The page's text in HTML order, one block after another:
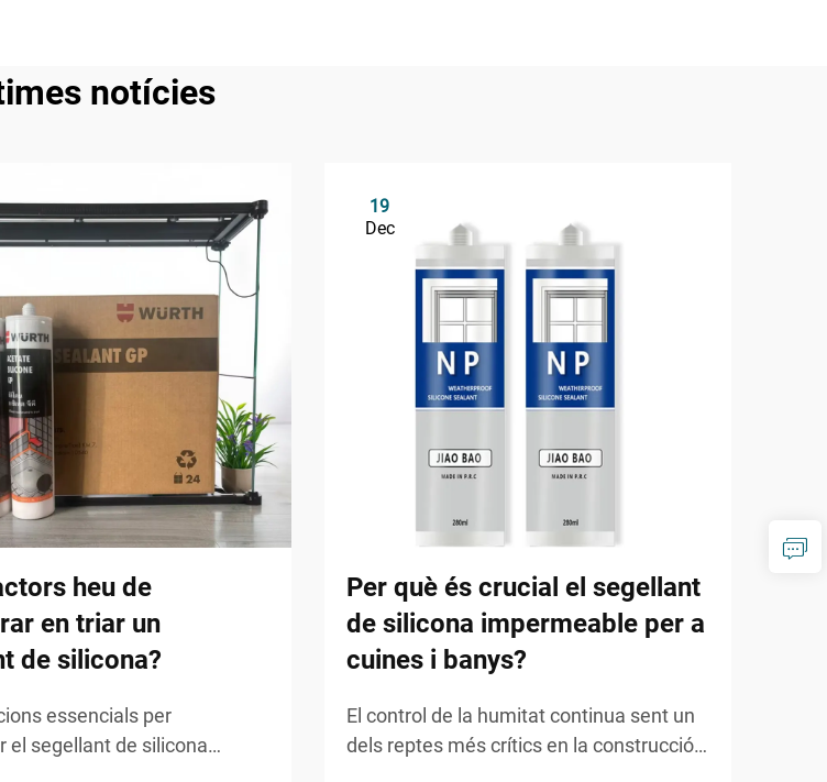
notícies
heu de
en triar un
de silicona?
essencials per
el segellant de silicona
19
Dec
Per què és crucial el segellant
de silicona impermeable per a
cuines i banys?
El control de la humitat continua sent un
dels reptes més crítics en la construcció